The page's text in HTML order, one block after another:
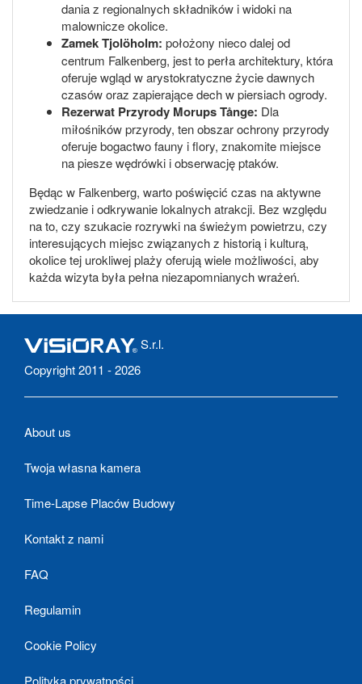
dania z regionalnych składników i widoki na
malownicze okolice.
Zamek Tjolöholm: położony nieco dalej od
centrum Falkenberg, jest to perła architektury, która
oferuje wgląd w arystokratyczne życie dawnych
czasów oraz zapierające dech w piersiach ogrody.
Rezerwat Przyrody Morups Tånge: Dla
miłośników przyrody, ten obszar ochrony przyrody
oferuje bogactwo fauny i flory, znakomite miejsce
na piesze wędrówki i obserwację ptaków.
Będąc w Falkenberg, warto poświęcić czas na aktywne
zwiedzanie i odkrywanie lokalnych atrakcji. Bez względu
na to, czy szukacie rozrywki na świeżym powietrzu, czy
interesujących miejsc związanych z historią i kulturą,
okolice tej urokliwej plaży oferują wiele możliwości, aby
każda wizyta była pełna niezapomnianych wrażeń.
S.r.l.
Copyright 2011 - 2026
About us
Twoja własna kamera
Time-Lapse Placów Budowy
Kontakt z nami
FAQ
Regulamin
Cookie Policy
Polityka prywatności